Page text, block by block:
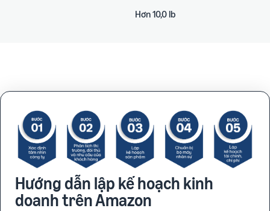
Hơn 10,0 lb
Hướng dẫn lập kế hoạch kinh
doanh trên Amazon